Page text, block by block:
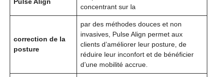
concentrant sur la
correction de la
posture
par des méthodes douces et non
invasives, Pulse Align permet aux
clients d’améliorer leur posture, de
réduire leur inconfort et de bénéficier
d’une mobilité accrue.